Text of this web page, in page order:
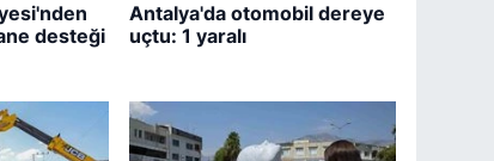
desteği
Antalya'da otomobil dereye
uçtu: 1 yaralı